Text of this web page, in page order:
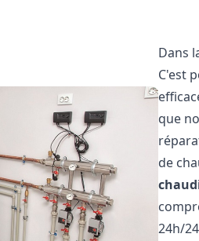
Dans
C'est
que
de
24h/